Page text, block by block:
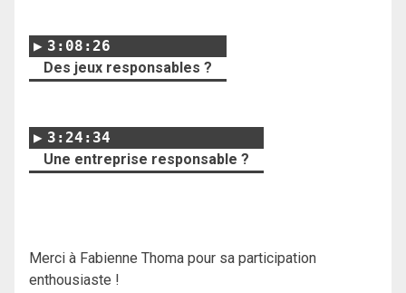
3:08:26
Des jeux responsables ?
3:24:34
Une entreprise responsable ?
Merci à Fabienne Thoma pour sa participation
enthousiaste !